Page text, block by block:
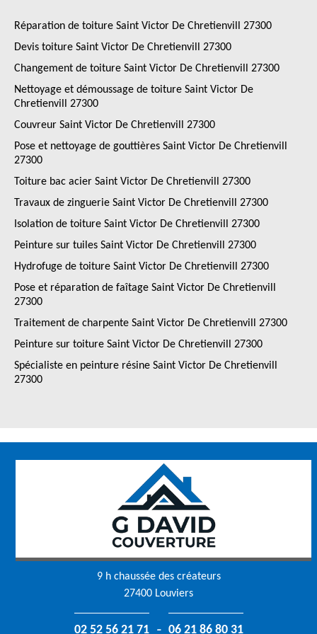
Réparation de toiture Saint Victor De Chretienvill 27300
Devis toiture Saint Victor De Chretienvill 27300
Changement de toiture Saint Victor De Chretienvill 27300
Nettoyage et démoussage de toiture Saint Victor De
Chretienvill 27300
Couvreur Saint Victor De Chretienvill 27300
Pose et nettoyage de gouttières Saint Victor De Chretienvill
27300
Toiture bac acier Saint Victor De Chretienvill 27300
Travaux de zinguerie Saint Victor De Chretienvill 27300
Isolation de toiture Saint Victor De Chretienvill 27300
Peinture sur tuiles Saint Victor De Chretienvill 27300
Hydrofuge de toiture Saint Victor De Chretienvill 27300
Pose et réparation de faîtage Saint Victor De Chretienvill
27300
Traitement de charpente Saint Victor De Chretienvill 27300
Peinture sur toiture Saint Victor De Chretienvill 27300
Spécialiste en peinture résine Saint Victor De Chretienvill
27300
9 h chaussée des créateurs
27400 Louviers
02 52 56 21 71 - 06 21 86 80 31